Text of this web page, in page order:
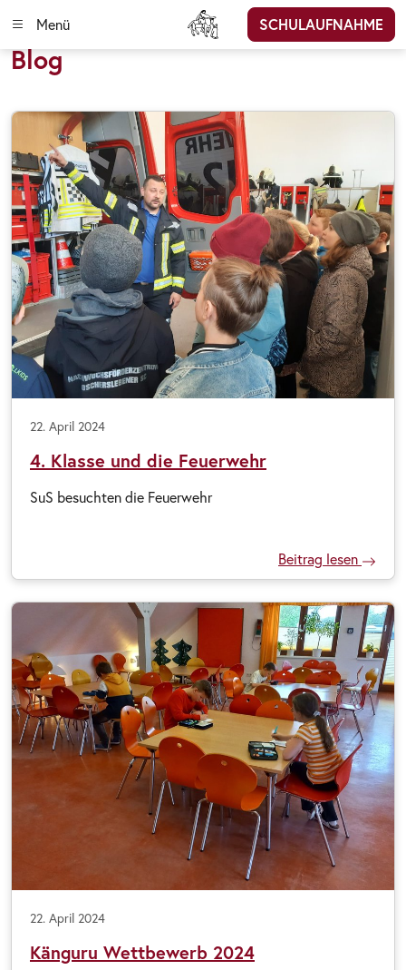
Menü SCHULAUFNAHME
Blog
22. April 2024
4. Klasse und die Feuerwehr
SuS besuchten die Feuerwehr
Beitrag lesen
22. April 2024
Känguru Wettbewerb 2024